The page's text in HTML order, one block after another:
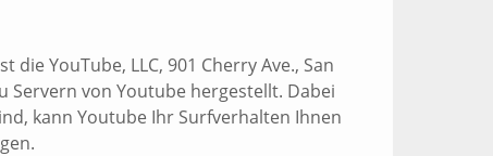
YouTube, LLC, 901 Cherry Ave., San
Servern von Youtube hergestellt. Dabei
kann Youtube Ihr Surfverhalten Ihnen